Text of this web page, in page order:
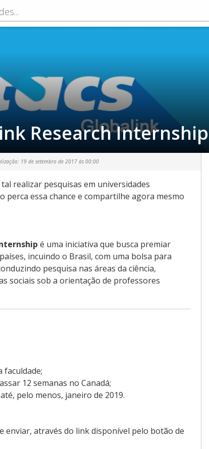
Research Internship
19 de setembro de 2017 às 00:00
realizar pesquisas em universidades
perca essa chance e compartilhe agora mesmo
é uma iniciativa que busca premiar
incuindo o Brasil, com uma bolsa para
pesquisa nas áreas da ciência,
sociais sob a orientação de professores
faculdade;
12 semanas no Canadá;
pelo menos, janeiro de 2019.
enviar, através do link disponível pelo botão de